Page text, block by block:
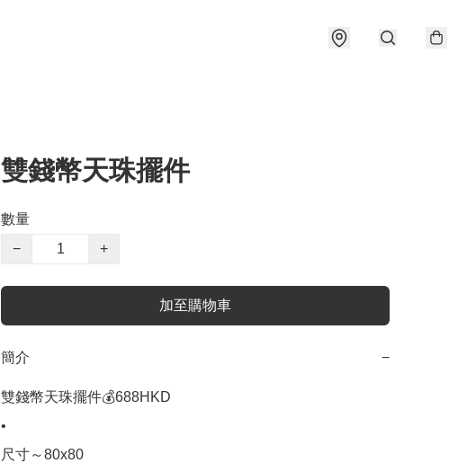
雙錢幣天珠擺件
數量
−
+
加至購物車
簡介 −
雙錢幣天珠擺件💰688HKD
•
尺寸～80x80